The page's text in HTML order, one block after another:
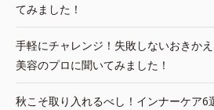
てみました！
手軽にチャレンジ！失敗しないおきか
美容のプロに聞いてみました！
秋こそ取り入れるべし！インナーケア6